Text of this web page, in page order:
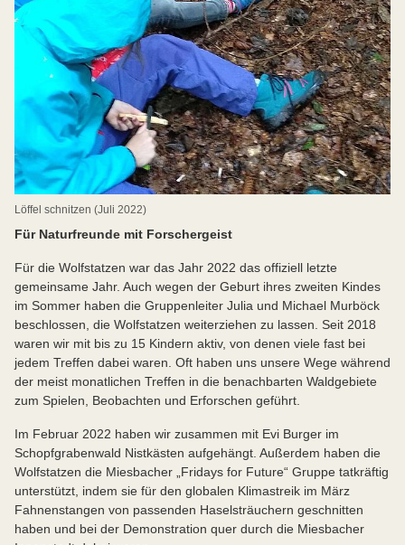
Löffel schnitzen (Juli 2022)
Für Naturfreunde mit Forschergeist
Für die Wolfstatzen war das Jahr 2022 das offiziell letzte
gemeinsame Jahr. Auch wegen der Geburt ihres zweiten Kindes
im Sommer haben die Gruppenleiter Julia und Michael Murböck
beschlossen, die Wolfstatzen weiterziehen zu lassen. Seit 2018
waren wir mit bis zu 15 Kindern aktiv, von denen viele fast bei
jedem Treffen dabei waren. Oft haben uns unsere Wege während
der meist monatlichen Treffen in die benachbarten Waldgebiete
zum Spielen, Beobachten und Erforschen geführt.
Im Februar 2022 haben wir zusammen mit Evi Burger im
Schopfgrabenwald Nistkästen aufgehängt. Außerdem haben die
Wolfstatzen die Miesbacher „Fridays for Future“ Gruppe tatkräftig
unterstützt, indem sie für den globalen Klimastreik im März
Fahnenstangen von passenden Haselsträuchern geschnitten
haben und bei der Demonstration quer durch die Miesbacher